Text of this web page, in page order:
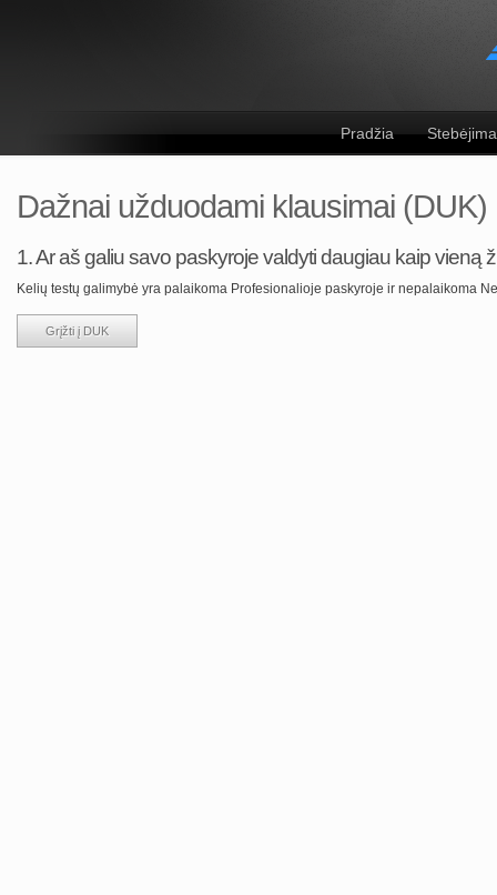
Pradžia
Dažnai užduodami klausimai (DUK)
1. Ar aš galiu savo paskyroje valdyti daugiau kaip vieną
Kelių testų galimybė yra palaikoma Profesionalioje paskyroje ir nepalaikoma
Grįžti į DUK